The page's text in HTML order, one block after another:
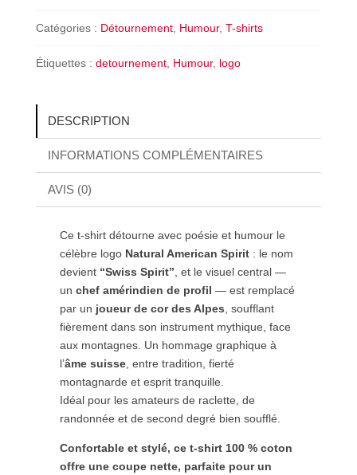
Catégories : Détournement, Humour, T-shirts
Étiquettes : detournement, Humour, logo
DESCRIPTION
INFORMATIONS COMPLÉMENTAIRES
AVIS (0)
Ce t-shirt détourne avec poésie et humour le
célèbre logo Natural American Spirit: le nom
devient “Swiss Spirit” , et le visuel central —
un chef amérindien de profil — est remplacé
par un joueur de cor des Alpes , soufflant
fièrement dans son instrument mythique, face
aux montagnes. Un hommage graphique à
l’âme suisse, entre tradition, fierté
montagnarde et esprit tranquille.
Idéal pour les amateurs de raclette, de
randonnée et de second degré bien soufflé.
Confortable et stylé, ce t-shirt 100 % coton
offre une coupe nette, parfaite pour un